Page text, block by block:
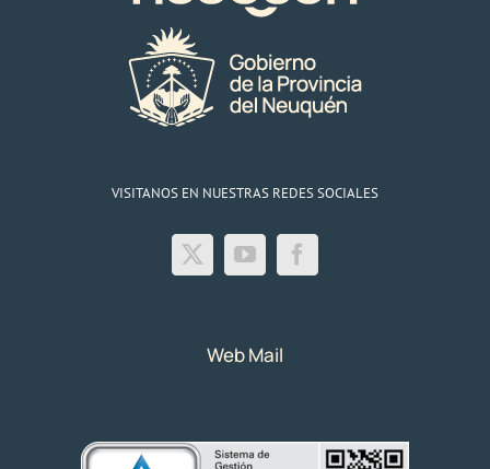
VISITANOS EN NUESTRAS REDES SOCIALES
Web Mail